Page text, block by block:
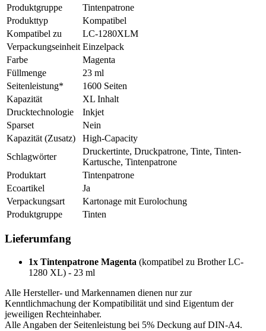
Produktgruppe
Tintenpatrone
Produkttyp
Kompatibel
Kompatibel zu
LC-1280XLM
Verpackungseinheit Einzelpack
Farbe
Magenta
Füllmenge
23 ml
Seitenleistung*
1600 Seiten
Kapazität
XL Inhalt
Drucktechnologie
Inkjet
Sparset
Nein
Kapazität (Zusatz)
High-Capacity
Schlagwörter
Druckertinte, Druckpatrone, Tinte, Tinten-
Kartusche, Tintenpatrone
Produktart
Tintenpatrone
Ecoartikel
Ja
Verpackungsart
Kartonage mit Eurolochung
Produktgruppe
Tinten
Lieferumfang
1x Tintenpatrone Magenta (kompatibel zu Brother LC-
1280 XL) - 23 ml
Alle Hersteller- und Markennamen dienen nur zur
Kenntlichmachung der Kompatibilität und sind Eigentum der
jeweiligen Rechteinhaber.
Alle Angaben der Seitenleistung bei 5% Deckung auf DIN-A4.